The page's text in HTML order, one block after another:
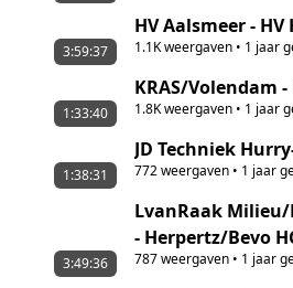
HV Aalsmeer -
1.1Kweergaven• 1 jaar
3:59:37
KRAS/Volendam
1.8Kweergaven• 1 jaar
1:33:40
JD Techniek
772weergaven• 1 jaar
1:38:31
LvanRaak Milieu/
- Herpertz/Bevo
787weergaven• 1 jaar
3:49:36